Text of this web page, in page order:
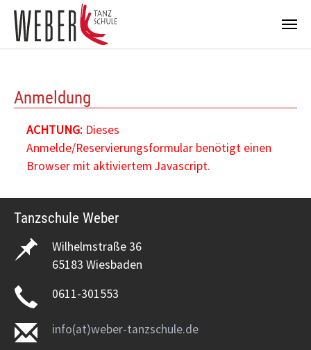
Anmeldung
ACHTUNG:Dieses
Anmelde/Reservierungsformular benötigt einen
Browser mit aktiviertem Javascript.
Tanzschule Weber
Wilhelmstraße 36
65183 Wiesbaden
0611-301553
info(at)weber-tanzschule.de